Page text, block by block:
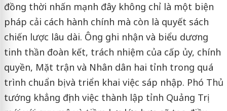
đồng thời nhấn mạnh đây không chỉ là một biện
pháp cải cách hành chính mà còn là quyết sách
chiến lược lâu dài. Ông ghi nhận và biểu dương
tinh thần đoàn kết, trách nhiệm của cấp ủy, chính
quyền, Mặt trận và Nhân dân hai tỉnh trong quá
trình chuẩn bị và triển khai việc sáp nhập. Phó Thủ
tướng khẳng định việc thành lập tỉnh Quảng Trị